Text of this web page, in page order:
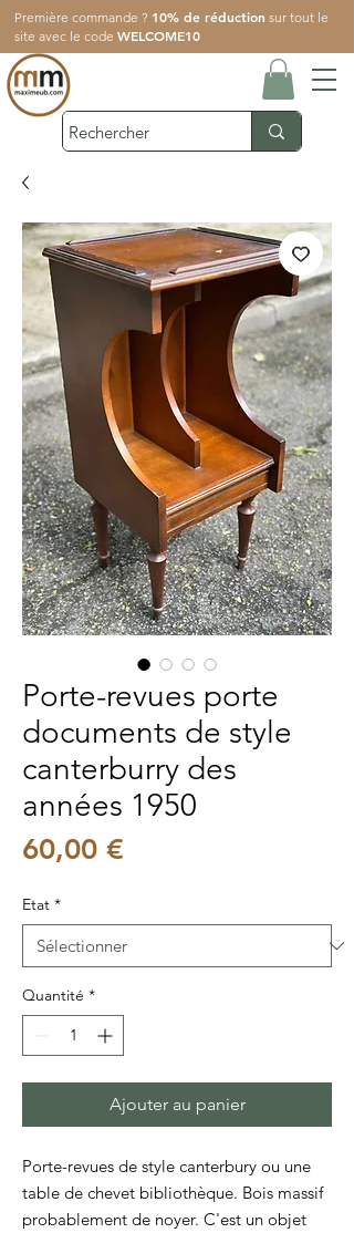
Première commande ? 10% de réduction sur tout le
site avec le code WELCOME10
Porte-revues porte
documents de style
canterburry des
années 1950
60,00 €
Etat *
Quantité *
Ajouter au panier
Porte-revues de style canterbury ou une
table de chevet bibliothèque. Bois massif
probablement de noyer. C'est un objet